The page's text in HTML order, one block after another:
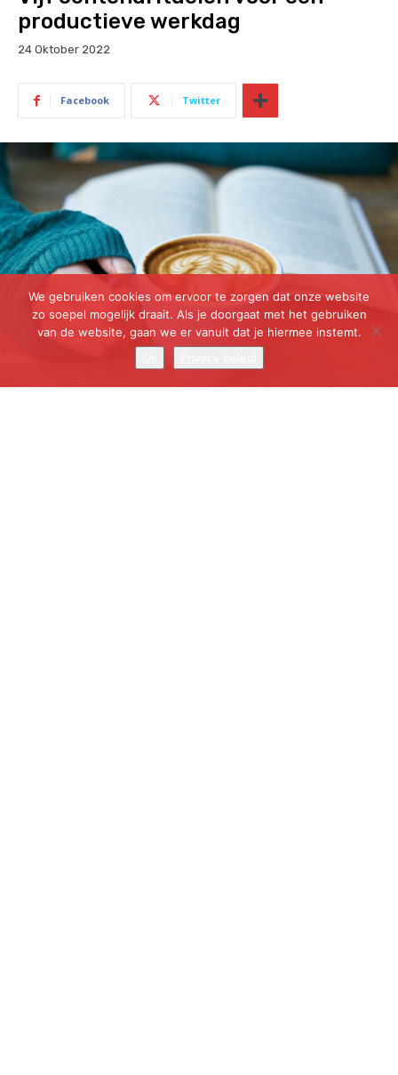
We gebruiken cookies om ervoor te zorgen dat onze website
zo soepel mogelijk draait. Als je doorgaat met het gebruiken
van de website, gaan we er vanuit dat je hiermee instemt.